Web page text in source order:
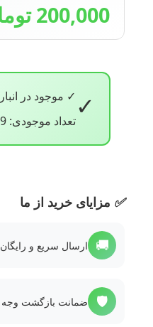
200,000 تومان
✓ ✓ موجود در انبار
تعداد موجودی: 9 عدد
✅ مزایای خرید از ما
🚚 ارسال سریع و رایگان
🛡️ ضمانت بازگشت وجه